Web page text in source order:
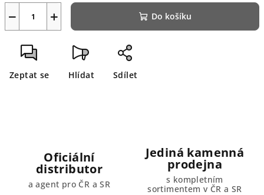
+
− Do košíku
Zeptat se Hlídat Sdílet
Oficiální
distributor
a agent pro ČR a SR
Jediná kamenná
prodejna
s kompletním
sortimentem v ČR a SR